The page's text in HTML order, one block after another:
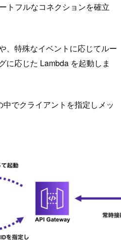
トフルなコネクションを確立
、特殊なイベントに応じてルー
に応じた Lambda を起動しま
でクライアントを指定しメッ